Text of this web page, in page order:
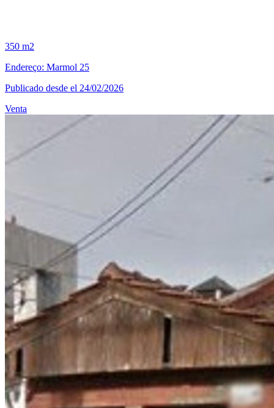
350 m2
Endereço: Marmol 25
Publicado desde el 24/02/2026
Venta